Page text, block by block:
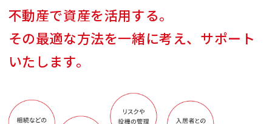
不動産で資産を活用する。
その最適な方法を一緒に考え、サポート
いたします。